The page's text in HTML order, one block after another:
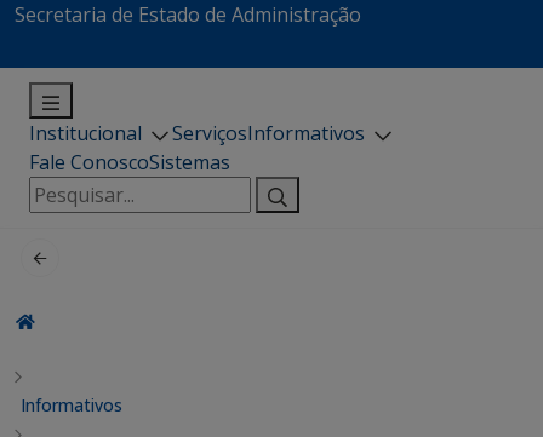
Secretaria de Estado de Administração
Institucional ServiçosInformativos
Fale ConoscoSistemas
Pesquisar
por:
Informativos